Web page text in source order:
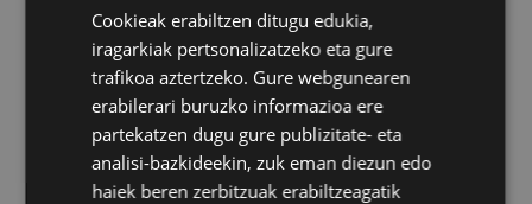
Cookieak erabiltzen ditugu edukia,
iragarkiak pertsonalizatzeko eta gure
trafikoa aztertzeko. Gure webgunearen
erabilerari buruzko informazioa ere
partekatzen dugu gure publizitate- eta
analisi-bazkideekin, zuk eman diezun edo
haiek beren zerbitzuak erabiltzeagatik